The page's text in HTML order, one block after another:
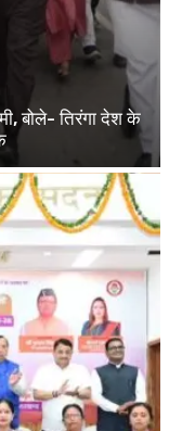
बोले- तिरंगा देश के